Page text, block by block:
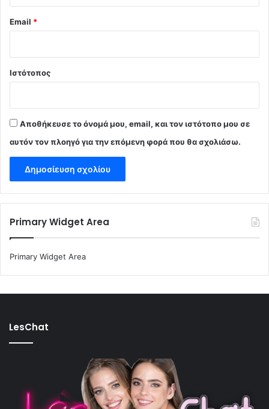
Email *
Ιστότοπος
Αποθήκευσε το όνομά μου, email, και τον ιστότοπο μου σε
αυτόν τον πλοηγό για την επόμενη φορά που θα σχολιάσω.
Primary Widget Area
Primary Widget Area
LesChat